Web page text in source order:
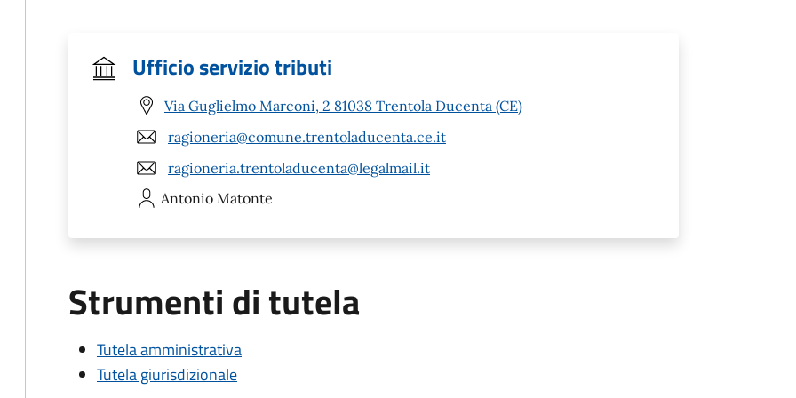
Ufficio servizio tributi
Via Guglielmo Marconi, 2 81038 Trentola Ducenta (CE)
ragioneria@comune.trentoladucenta.ce.it
ragioneria.trentoladucenta@legalmail.it
Antonio Matonte
Strumenti di tutela
Tutela amministrativa
Tutela giurisdizionale